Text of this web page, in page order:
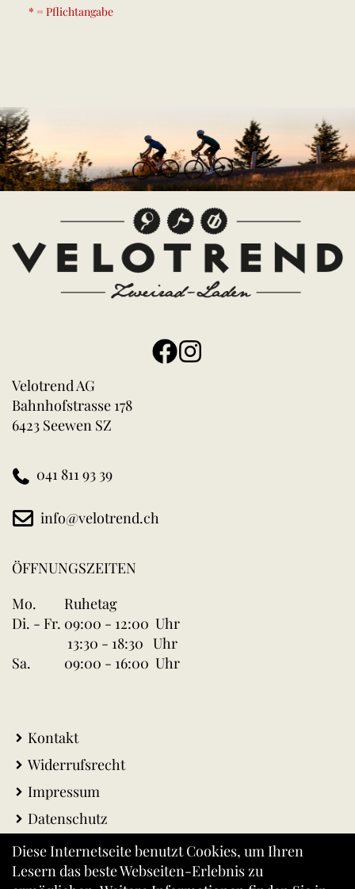
* = Pflichtangabe
Velotrend AG
Bahnhofstrasse 178
6423 Seewen SZ
041 811 93 39
info@velotrend.ch
ÖFFNUNGSZEITEN
Mo.
Ruhetag
Di. - Fr. 09:00 - 12:00 Uhr
13:30 - 18:30 Uhr
Sa.
09:00 - 16:00 Uhr
Kontakt
Widerrufsrecht
Impressum
Datenschutz
AGB
Warenkorb
Diese Internetseite benutzt Cookies, um Ihren
Lesern das beste Webseiten-Erlebnis zu